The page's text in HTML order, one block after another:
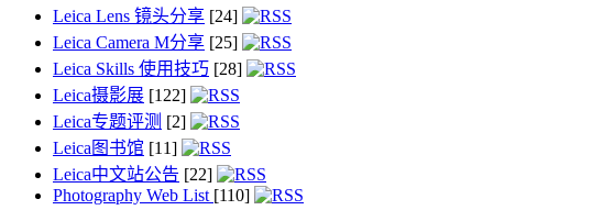
Leica Lens 镜头分享 [24]
Leica Camera M分享 [25]
Leica Skills 使用技巧 [28]
Leica摄影展 [122]
Leica专题评测 [2]
Leica图书馆 [11]
Leica中文站公告 [22]
Photography Web List [110]